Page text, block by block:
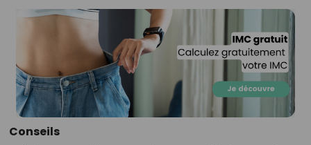
Conseils